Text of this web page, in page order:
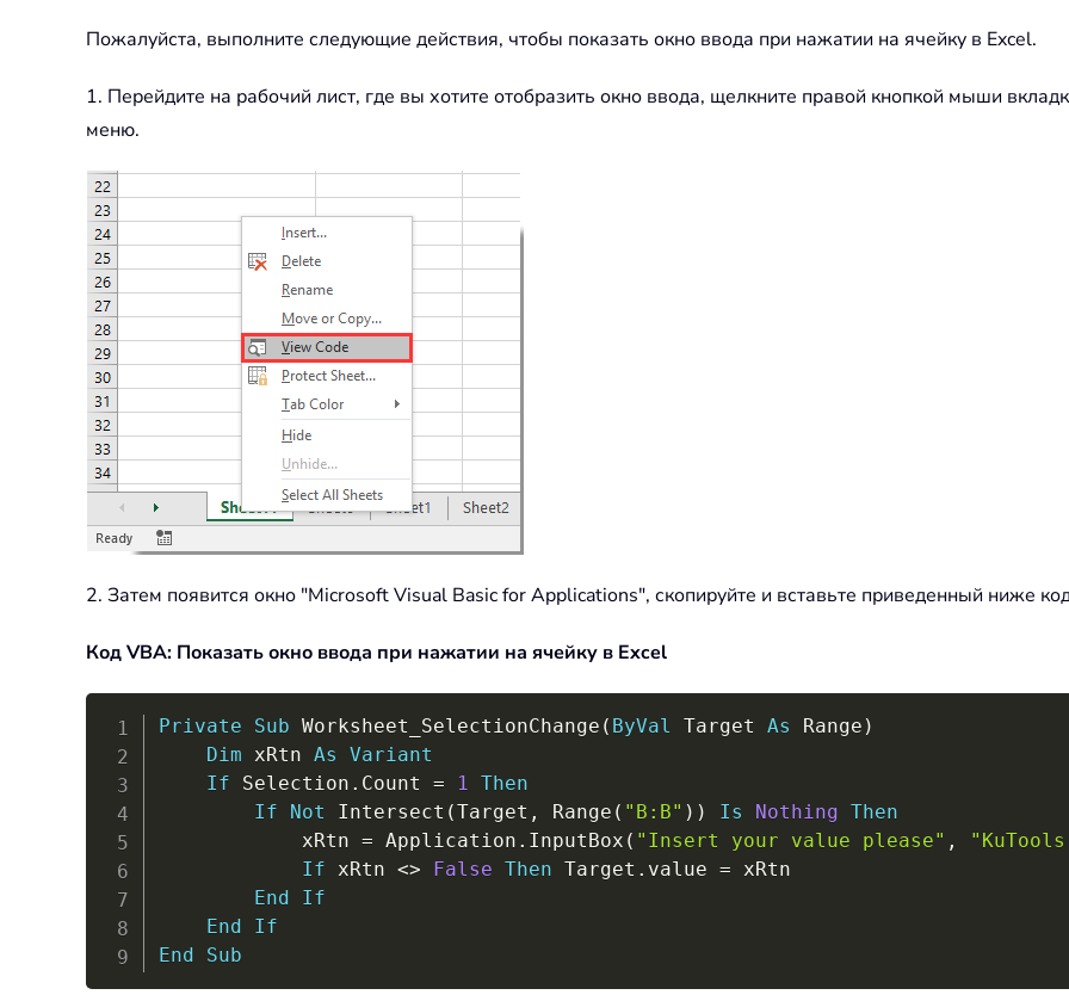
Пожалуйста, выполните следующие действия, чтобы показать окно ввода при нажатии на ячейку в Excel.
1. Перейдите на рабочий лист, где вы хотите отобразить окно ввода, щелкните правой кнопкой мыши
меню.
2. Затем появится окно "Microsoft Visual Basic for Applications", скопируйте и вставьте приведенный ниже
Код VBA: Показать окно ввода при нажатии на ячейку в Excel
Private Sub Worksheet_SelectionChange ( ByVal Target As Range )
Dim xRtn As
Variant
If Selection . Count = 1 Then
If
Not Intersect (Target , Range ( "B:B" ) ) Is Nothing Then
            xRtn
= Application . InputBox ( "Insert your value please" ,
If xRtn <> False Then Target . value = xRtn
End
If
End
If
End
Sub